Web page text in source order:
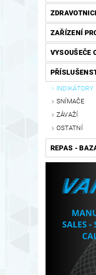
ZAŘÍZENÍ
VYSOUŠEČE
INDIKÁTORY
SNÍMAČE
ZÁVAŽÍ
OSTATNÍ
REPAS -